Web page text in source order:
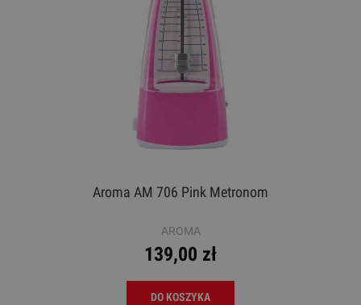
Aroma AM 706 Pink Metronom
AROMA
139,00 zł
DO KOSZYKA